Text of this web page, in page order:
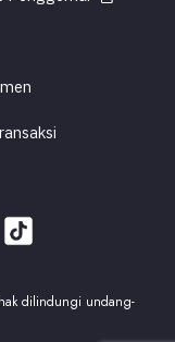
dilindungi undang-